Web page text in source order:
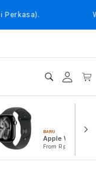
Login
BARU
Apple Watch
From Rp 7.299.000